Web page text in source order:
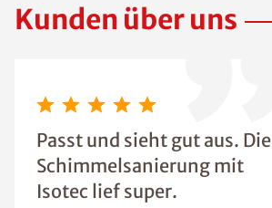
Kunden über uns
Passt und sieht gut aus. Die
Schimmelsanierung mit
Isotec lief super.